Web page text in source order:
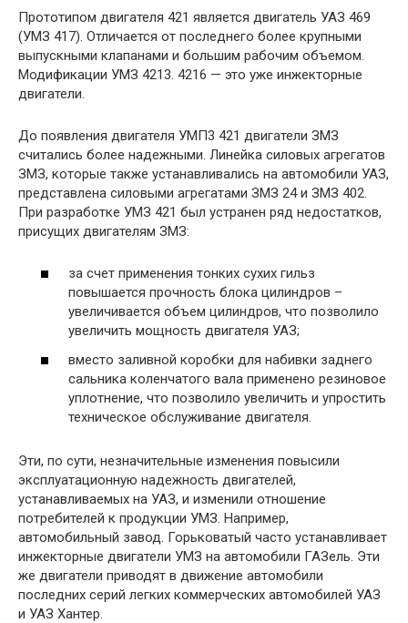
Прототипом двигателя 421 является двигатель УАЗ 469
(УМЗ 417). Отличается от последнего более крупными
выпускными клапанами и большим рабочим объемом.
Модификации УМЗ 4213. 4216 — это уже инжекторные
двигатели.
До появления двигателя УМП3 421 двигатели ЗМЗ
считались более надежными. Линейка силовых агрегатов
ЗМЗ, которые также устанавливались на автомобили УАЗ,
представлена ​​силовыми агрегатами ЗМЗ 24 и ЗМЗ 402.
При разработке УМЗ 421 был устранен ряд недостатков,
присущих двигателям ЗМЗ:
за счет применения тонких сухих гильз
повышается прочность блока цилиндров –
увеличивается объем цилиндров, что позволило
увеличить мощность двигателя УАЗ;
вместо заливной коробки для набивки заднего
сальника коленчатого вала применено резиновое
уплотнение, что позволило увеличить и упростить
техническое обслуживание двигателя.
Эти, по сути, незначительные изменения повысили
эксплуатационную надежность двигателей,
устанавливаемых на УАЗ, и изменили отношение
потребителей к продукции УМЗ. Например,
автомобильный завод. Горьковатый часто устанавливает
инжекторные двигатели УМЗ на автомобили ГАЗель. Эти
же двигатели приводят в движение автомобили
последних серий легких коммерческих автомобилей УАЗ
и УАЗ Хантер.